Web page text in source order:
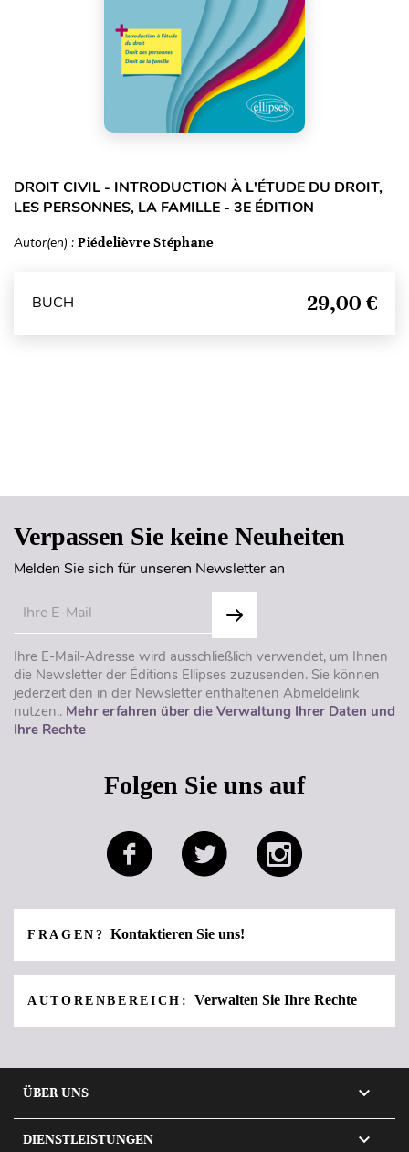
DROIT CIVIL - INTRODUCTION À L'ÉTUDE DU DROIT,
LES PERSONNES, LA FAMILLE - 3E ÉDITION
Autor(en) : Piédelièvre Stéphane
BUCH 29,00 €
Verpassen Sie keine Neuheiten
Melden Sie sich für unseren Newsletter an
Ihre E-Mail-Adresse wird ausschließlich verwendet, um Ihnen
die Newsletter der Éditions Ellipses zuzusenden. Sie können
jederzeit den in der Newsletter enthaltenen Abmeldelink
nutzen.. Mehr erfahren über die Verwaltung Ihrer Daten und
Ihre Rechte
Folgen Sie uns auf
FRAGEN?Kontaktieren Sie uns!
AUTORENBEREICH:Verwalten Sie Ihre Rechte
ÜBER UNS 
DIENSTLEISTUNGEN 